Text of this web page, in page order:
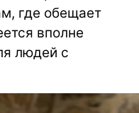
где обещает
вполне
людей с